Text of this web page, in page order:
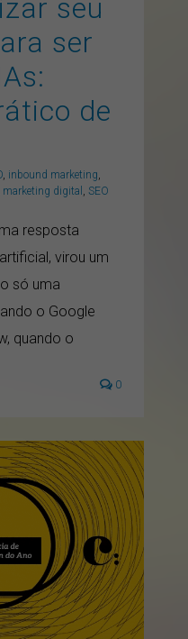
seu
ser
de
, inbound marketing,
marketing digital , SEO
resposta
virou um
só uma
o Google
quando o
0
do Ano
o que o
revela
gráfico pontonews